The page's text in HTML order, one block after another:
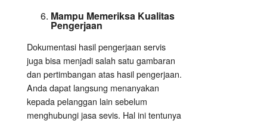
Mampu Memeriksa Kualitas
Pengerjaan
Dokumentasi hasil pengerjaan servis
juga bisa menjadi salah satu gambaran
dan pertimbangan atas hasil pengerjaan.
Anda dapat langsung menanyakan
kepada pelanggan lain sebelum
menghubungi jasa sevis. Hal ini tentunya